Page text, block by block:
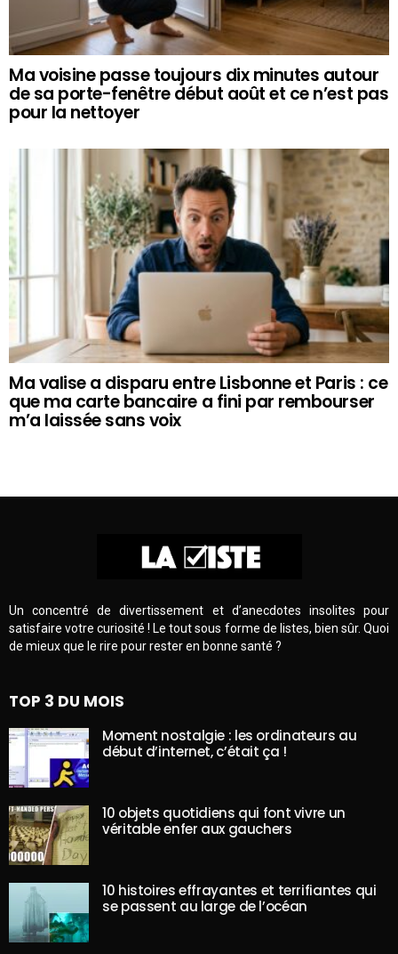
Ma voisine passe toujours dix minutes autour
de sa porte-fenêtre début août et ce n’est pas
pour la nettoyer
Ma valise a disparu entre Lisbonne et Paris : ce
que ma carte bancaire a fini par rembourser
m’a laissée sans voix
Un concentré de divertissement et d’anecdotes insolites pour
satisfaire votre curiosité ! Le tout sous forme de listes, bien sûr. Quoi
de mieux que le rire pour rester en bonne santé ?
TOP 3 DU MOIS
Moment nostalgie : les ordinateurs au
début d’internet, c’était ça !
10 objets quotidiens qui font vivre un
véritable enfer aux gauchers
10 histoires effrayantes et terrifiantes qui
se passent au large de l’océan